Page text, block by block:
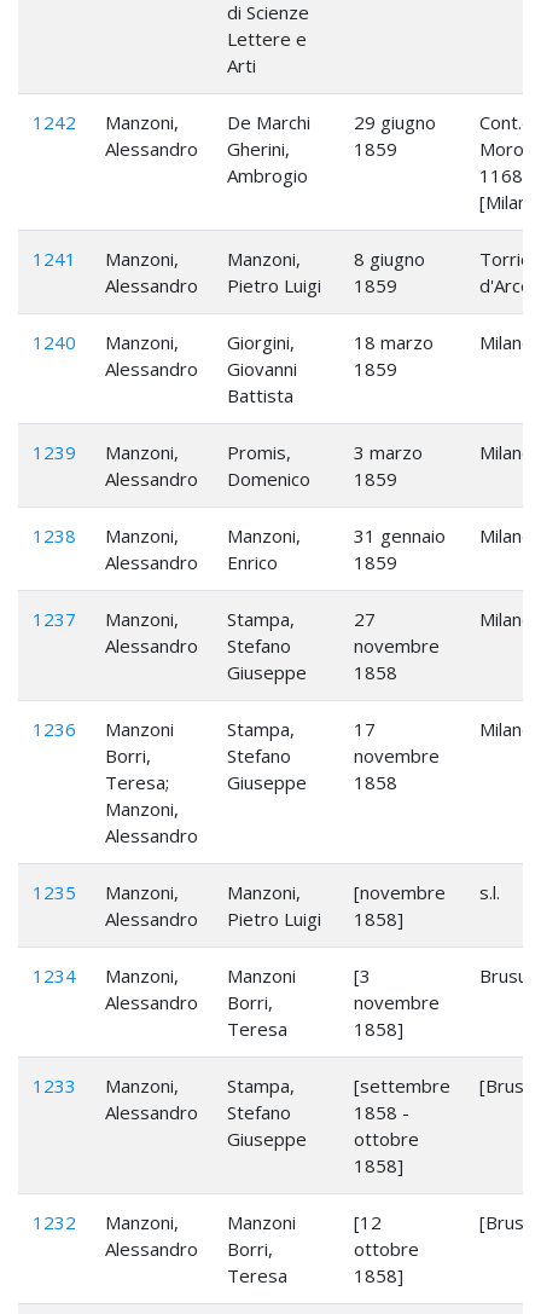
di Scienze
Lettere e
Arti
1242
Manzoni,
Alessandro
De Marchi
Gherini,
Ambrogio
29 giugno
1859
1168
1241
Manzoni,
Alessandro
Manzoni,
Pietro Luigi
8 giugno
1859
1240
Manzoni,
Alessandro
Giorgini,
Giovanni
Battista
18 marzo
1859
Milano
1239
Manzoni,
Alessandro
Promis,
Domenico
3 marzo
1859
Milano
1238
Manzoni,
Alessandro
Manzoni,
Enrico
31 gennaio
1859
Milano
1237
Manzoni,
Alessandro
Stampa,
Stefano
Giuseppe
27
novembre
1858
Milano
1236
Manzoni
Borri,
Teresa;
Manzoni,
Alessandro
Stampa,
Stefano
Giuseppe
17
novembre
1858
Milano
1235
Manzoni,
Alessandro
Manzoni,
Pietro Luigi
[novembre
1858]
s.l.
1234
Manzoni,
Alessandro
Manzoni
Borri,
Teresa
[3
novembre
1858]
1233
Manzoni,
Alessandro
Stampa,
Stefano
Giuseppe
[settembre
1858 -
ottobre
1858]
1232
Manzoni,
Alessandro
Manzoni
Borri,
Teresa
[12
ottobre
1858]